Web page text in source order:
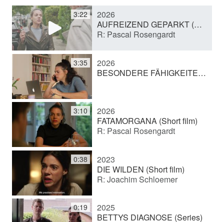
y
V
i
d
e
o
3:22
2026
AUFREIZEND GEPARKT (Short film)
R: Pascal Rosengardt
3:35
2026
BESONDERE FÄHIGKEITEN (Showreel production)
3:10
2026
FATAMORGANA (Short film)
R: Pascal Rosengardt
0:38
2023
DIE WILDEN (Short film)
R: Joachim Schloemer
0:19
2025
BETTYS DIAGNOSE (Series)